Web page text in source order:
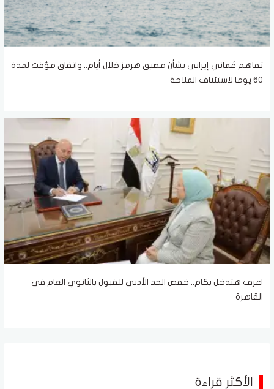
تفاهم عُماني إيراني بشأن مضيق هرمز خلال أيام.. واتفاق مؤقت لمدة
60 يوما لاستئناف الملاحة
اعرف هتدخل بكام.. خفض الحد الأدنى للقبول بالثانوي العام في
القاهرة
الأكثر قراءة